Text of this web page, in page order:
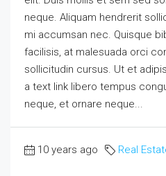
neque. Aliquam hendrerit
mi accumsan nec. Quisque
facilisis, at malesuada orci
sollicitudin cursus. Ut et
a text link libero tempus
neque, et ornare neque...
10 years ago Real